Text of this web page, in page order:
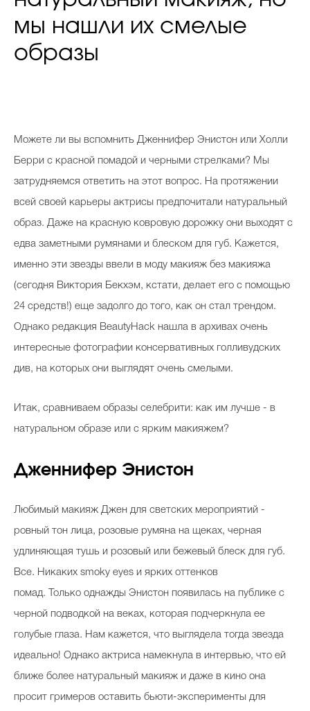
мы нашли их смелые
образы
Можете ли вы вспомнить Дженнифер Энистон или Холли
Берри с красной помадой и черными стрелками? Мы
затрудняемся ответить на этот вопрос. На протяжении
всей своей карьеры актрисы предпочитали натуральный
образ. Даже на красную ковровую дорожку они выходят с
едва заметными румянами и блеском для губ. Кажется,
именно эти звезды ввели в моду макияж без макияжа
(сегодня Виктория Бекхэм, кстати, делает его с помощью
24 средств!) еще задолго до того, как он стал трендом.
Однако редакция BeautyHack нашла в архивах очень
интересные фотографии консервативных голливудских
див, на которых они выглядят очень смелыми.
Итак, сравниваем образы селебрити: как им лучше - в
натуральном образе или с ярким макияжем?
Дженнифер Энистон
Любимый макияж Джен для светских мероприятий -
ровный тон лица, розовые румяна на щеках, черная
удлиняющая тушь и розовый или бежевый блеск для губ.
Все. Никаких smoky eyes и ярких оттенков
помад. Только однажды Энистон появилась на публике с
черной подводкой на веках, которая подчеркнула ее
голубые глаза. Нам кажется, что выглядела тогда звезда
идеально! Однако актриса намекнула в интервью, что ей
ближе более натуральный макияж и даже в кино она
просит гримеров оставить бьюти-эксперименты для